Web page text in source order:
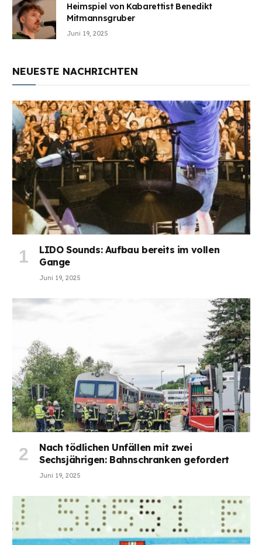
Heimspiel von Kabarettist Benedikt
Mitmannsgruber
Juni 19, 2025
NEUESTE NACHRICHTEN
LIDO Sounds: Aufbau bereits im vollen
Gange
Juni 19, 2025
Nach tödlichen Unfällen mit zwei
Sechsjährigen: Bahnschranken gefordert
Juni 19, 2025